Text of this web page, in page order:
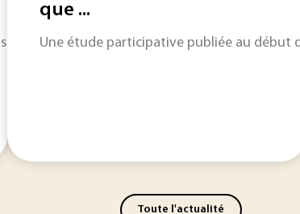
(CES) s’est tenu du 6 au 9 janvier 2026.
que ...
Une étude participative publiée au début
Toute l'actualité